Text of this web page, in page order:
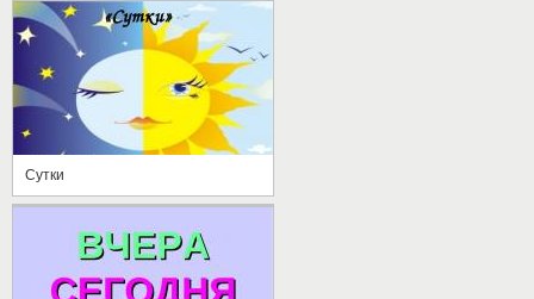
Сутки